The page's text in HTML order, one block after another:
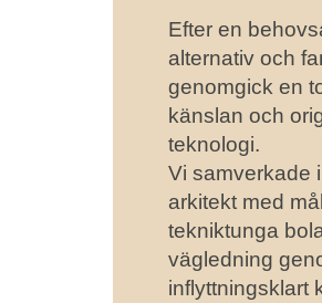
Efter en
alternativ och
genomgick en
känslan och
teknologi.
Vi samverkade
arkitekt med
tekniktunga
vägledning
inflyttningsklart